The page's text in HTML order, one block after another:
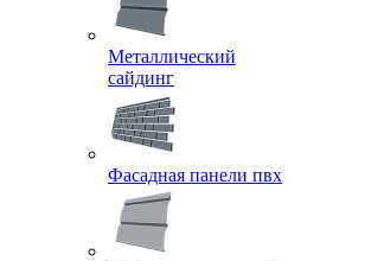
Металлический
сайдинг
Фасадная панели пвх